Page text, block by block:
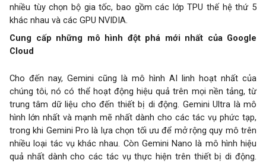
nhiều tùy chọn bộ gia tốc, bao gồm các lớp TPU thế hệ thứ 5
khác nhau và các GPU NVIDIA.
Cung cấp những mô hình đột phá mới nhất của Google
Cloud
Cho đến nay, Gemini cũng là mô hình AI linh hoạt nhất của
chúng tôi, nó có thể hoạt động hiệu quả trên mọi nền tảng, từ
trung tâm dữ liệu cho đến thiết bị di động. Gemini Ultra là mô
hình lớn nhất và mạnh mẽ nhất dành cho các tác vụ phức tạp,
trong khi Gemini Pro là lựa chọn tối ưu để mở rộng quy mô trên
nhiều loại tác vụ khác nhau. Còn Gemini Nano là mô hình hiệu
quả nhất dành cho các tác vụ thực hiện trên thiết bị di động.